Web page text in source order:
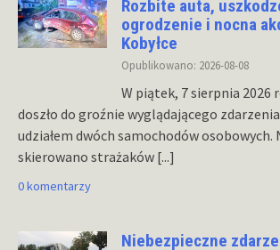
Rozbite auta,
ogrodzenie i nocna
Kobyłce
Opublikowano: 2026-08-08
W piątek, 7 sierpnia 2026
doszło do groźnie wyglądającego
udziałem dwóch samochodów osobowych.
skierowano strażaków [...]
0 komentarzy
Niebezpieczne